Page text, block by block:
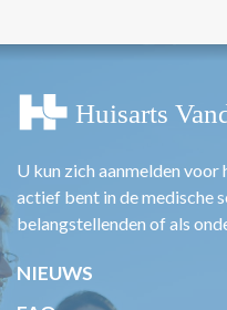
U kun zich aanmelden voor
actief bent in de medische
belangstellenden of als
NIEUWS